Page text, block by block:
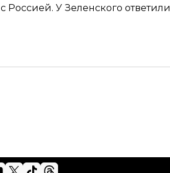
с Россией. У Зеленского ответили